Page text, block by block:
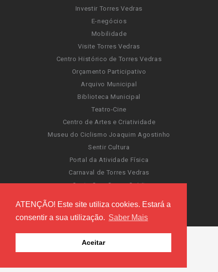
ATENÇÃO! Este site utiliza cookies. Estará a
consentir a sua utilização. Saber Mais
Aceitar
Investir Torres Vedras
E-negócios
Mobilidade
Visite Torres Vedras
Centro Histórico de Torres Vedras
Orçamento Participativo
Arquivo Municipal
Biblioteca Municipal
Teatro-Cine
Centro de Artes e Criatividade
Museu do Ciclismo Joaquim Agostinho
Sentir Cultura
Portal da Atividade Física
Carnaval de Torres Vedras
Santa Cruz Ocean Spirit